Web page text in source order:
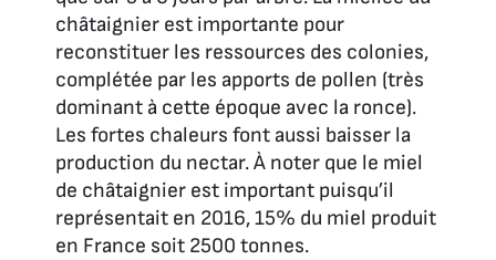
châtaignier est importante pour
reconstituer les ressources des colonies,
complétée par les apports de pollen (très
dominant à cette époque avec la ronce).
Les fortes chaleurs font aussi baisser la
production du nectar. À noter que le miel
de châtaignier est important puisqu’il
représentait en 2016, 15% du miel produit
en France soit 2500 tonnes.